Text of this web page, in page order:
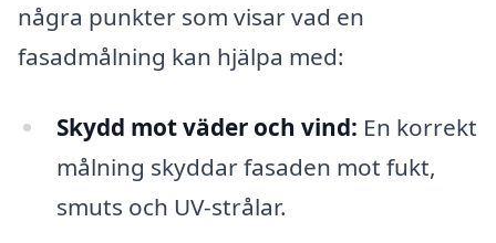
några punkter som visar vad en
fasadmålning kan hjälpa med:
Skydd mot väder och vind: En korrekt
målning skyddar fasaden mot fukt,
smuts och UV-strålar.